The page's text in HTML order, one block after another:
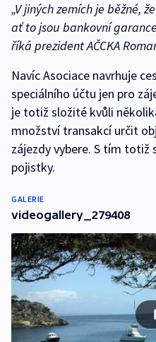
„V jiných zemích je běžné,
ať to jsou bankovní
říká prezident AČCKA
Navíc Asociace navrhuje
speciálního účtu jen pro
je totiž složité kvůli
množství transakcí určit
zájezdy vybere. S tím totiž
pojistky.
GALERIE
videogallery_279408